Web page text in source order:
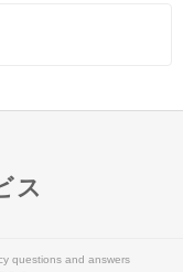
ス
questions and answers